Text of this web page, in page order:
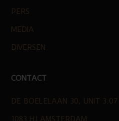
PERS
MEDIA
DIVERSEN
CONTACT
DE BOELELAAN 30, UNIT 3.07
1083 HJ AMSTERDAM